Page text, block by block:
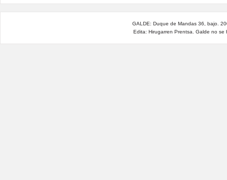
GALDE: Duque de Mandas 36, bajo.
Edita: Hirugarren Prentsa. Galde no